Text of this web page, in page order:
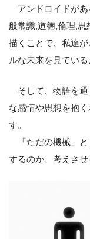
アンドロイドがあ
般常識,道徳,倫理,思
描くことで、私達
ルな未来を見ている
そして、物語を通
な感情や思想を抱
す。
「ただの機械」と
するのか、考えさせ